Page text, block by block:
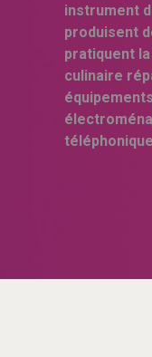
instrument
produisent
pratiquent
culinaire
équipements